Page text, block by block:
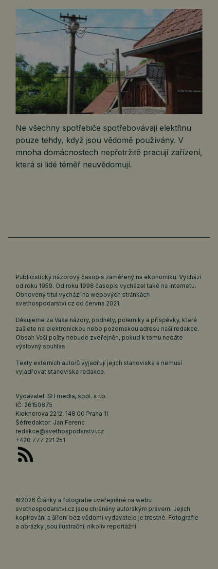
Ne všechny spotřebiče spotřebovávají elektřinu
pouze tehdy, když jsou vědomě používány. V
mnoha domácnostech nepřetržitě pracují zařízení,
která si lidé téměř neuvědomují.
Publicistický názorový časopis zaměřený na ekonomiku. Vychází
od roku 1959. Od roku 1998 časopis vycházel také na internetu.
Obnovený titul vychází na webových stránkách
svethospodarstvi.cz od června 2021.
Děkujeme za Vaše názory, podněty, polemiky a příspěvky, které
zašlete na elektronickou nebo pozemskou adresu naší redakce.
Obsah Vaší pošty nebude zveřejněn, pokud k tomu nedáte
výslovný souhlas.
Texty externích autorů vyjadřují jejich stanoviska a nemusí
vyjadřovat stanoviska redakce.
Vydavatel: SH media, spol. s r.o.
IČ: 26150875
Kloknerova 2212, 148 00 Praha 11
Šéfredaktor: Jan Ferenc
redakce@svethospodarstvi.cz
+420 777 221 251
©2026 Články a fotografie uveřejněné na webu
svethospodarstvi.cz jsou chráněny autorským právem. Jejich
kopírování a šíření bez vědomí vydavatele je trestné. Fotografie
a obrázky jsou ilustrační, nikoliv reportážní.